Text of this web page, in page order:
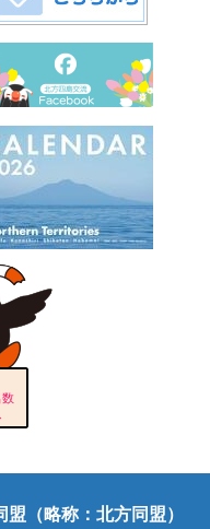
数
（略称：北方同盟）